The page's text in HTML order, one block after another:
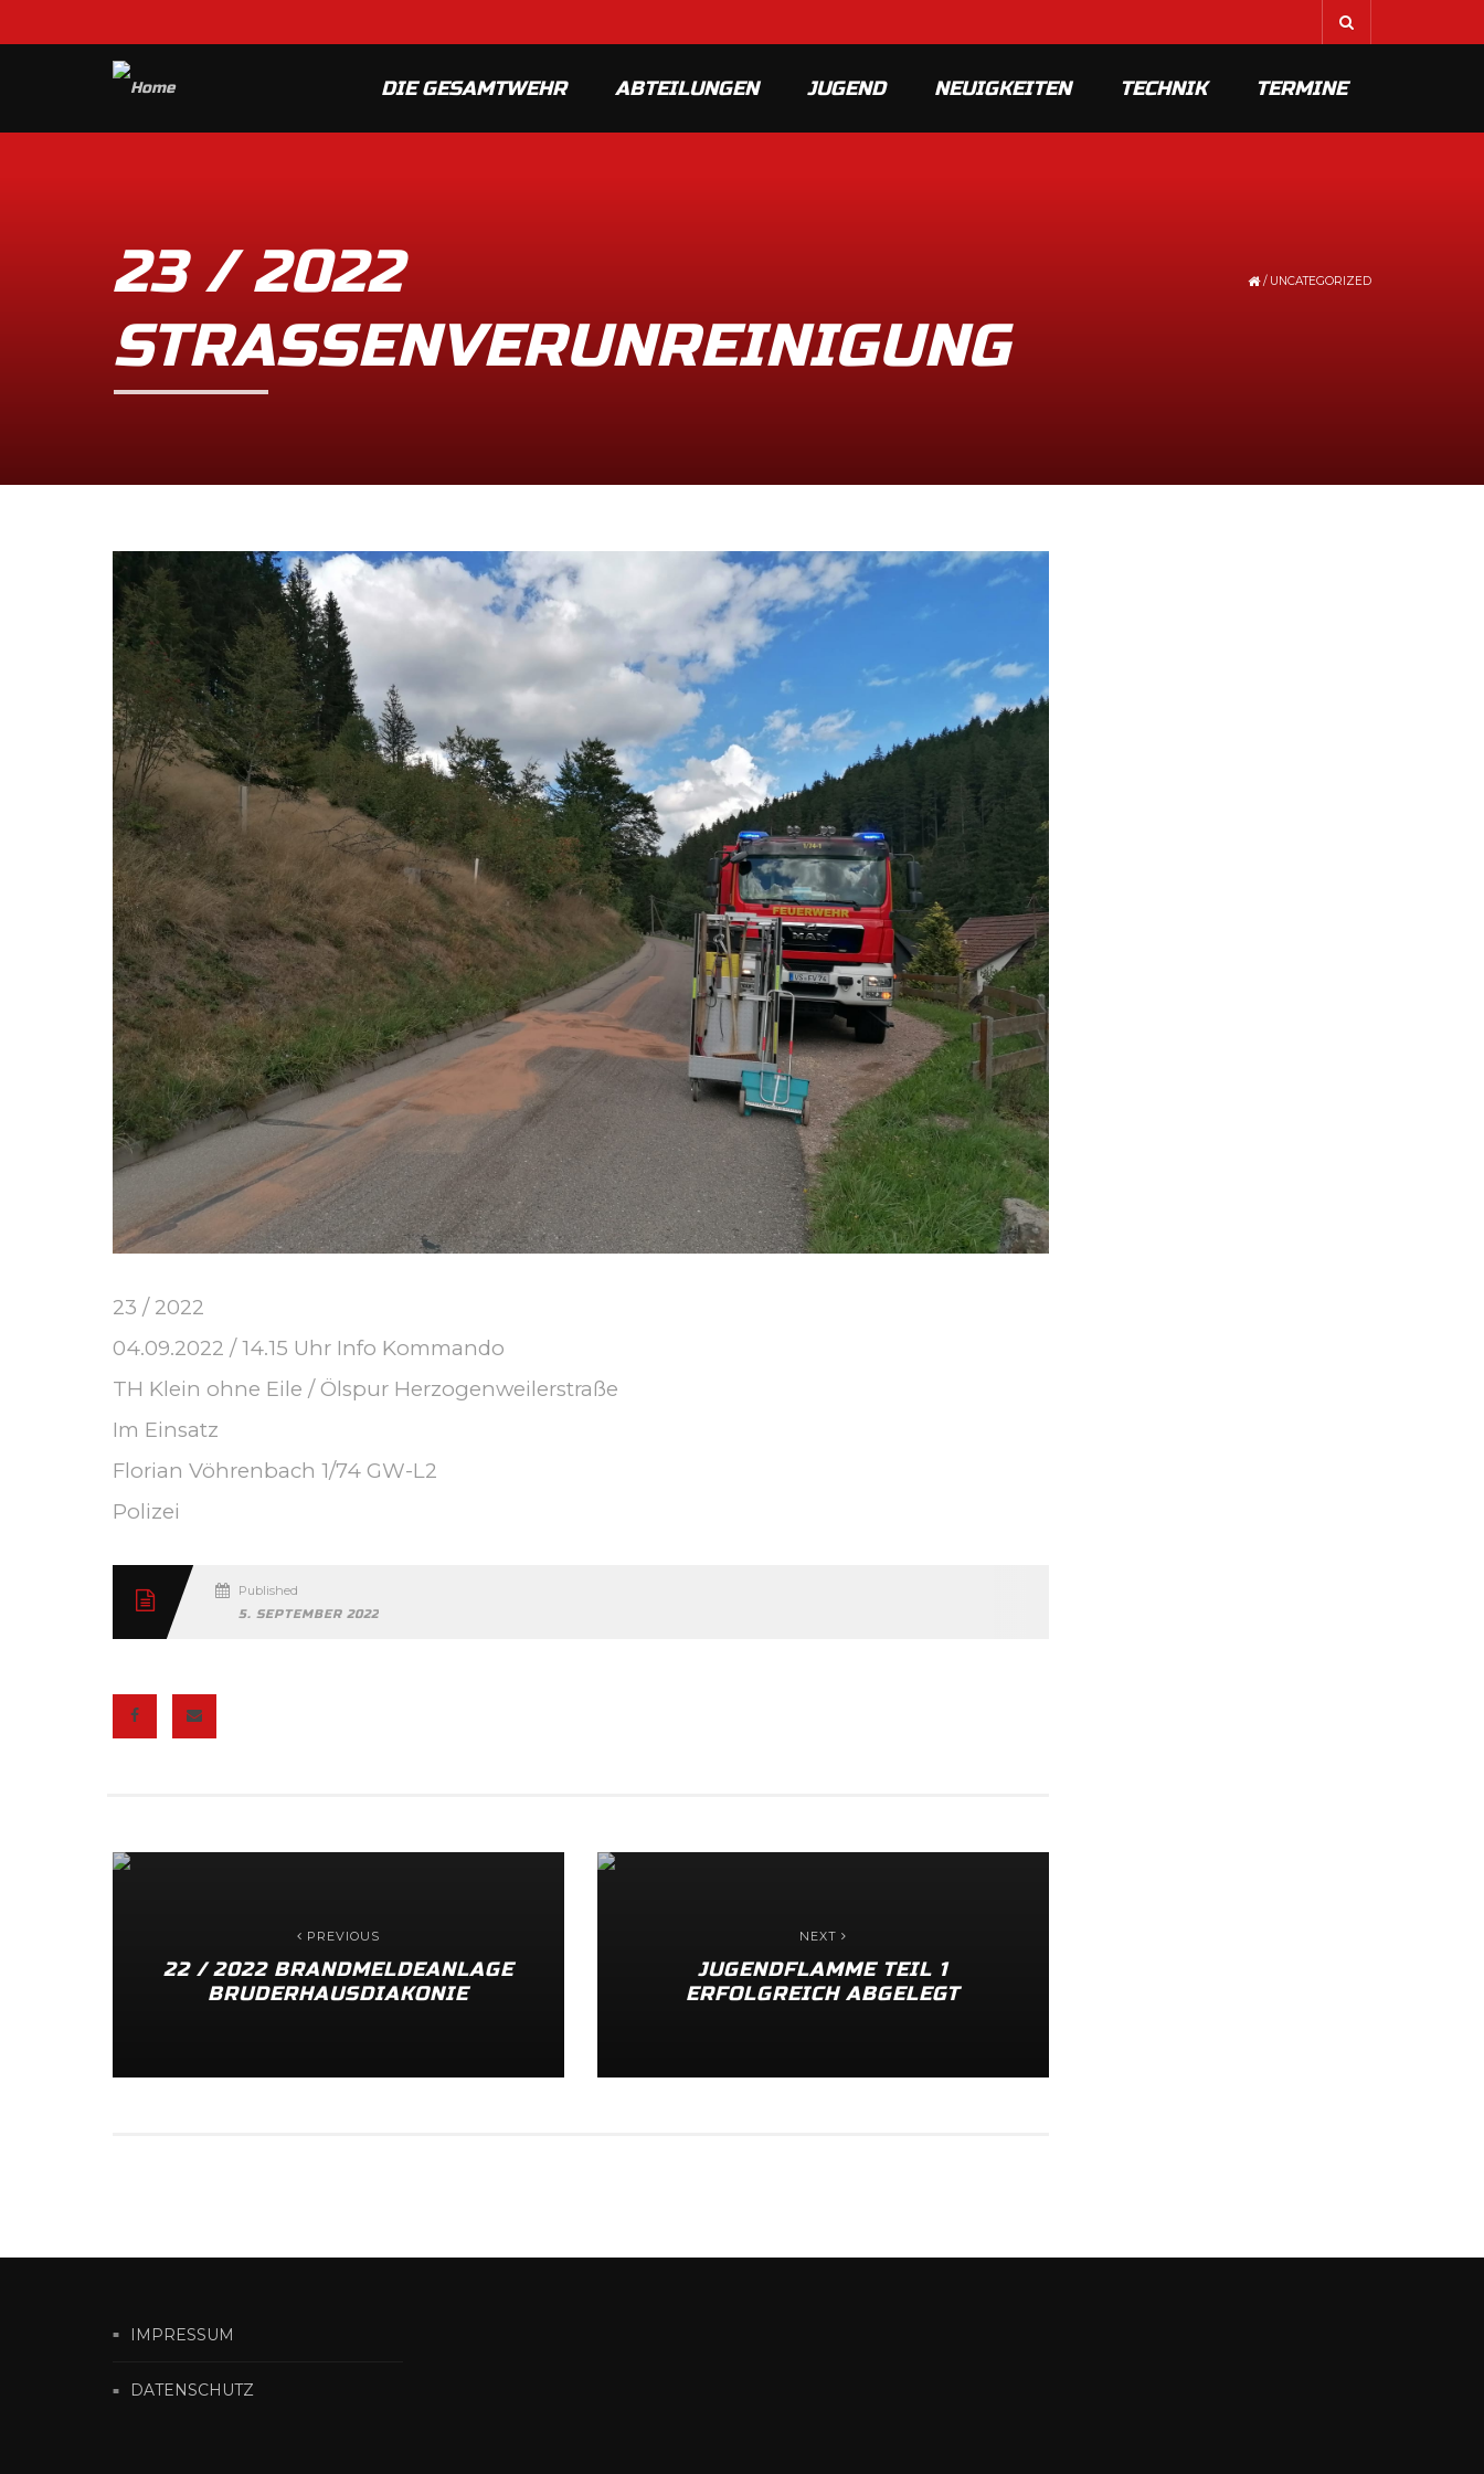
DIE GESAMTWEHR ABTEILUNGEN JUGEND NEUIGKEITEN TECHNIK TERMINE
23 / 2022
STRASSENVERUNREINIGUNG
/ UNCATEGORIZED
23 / 2022
04.09.2022 / 14.15 Uhr Info Kommando
TH Klein ohne Eile / Ölspur Herzogenweilerstraße
Im Einsatz
Florian Vöhrenbach 1/74 GW-L2
Polizei
Published
5. SEPTEMBER 2022
PREVIOUS
22 / 2022 BRANDMELDEANLAGE
BRUDERHAUSDIAKONIE
NEXT
JUGENDFLAMME TEIL 1
ERFOLGREICH ABGELEGT
IMPRESSUM
DATENSCHUTZ